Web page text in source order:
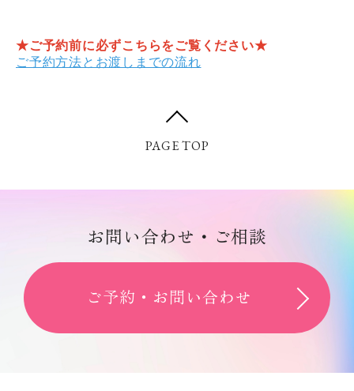
★ご予約前に必ずこちらをご覧ください★
ご予約方法とお渡しまでの流れ
PAGE TOP
ご予約・お問い合わせ